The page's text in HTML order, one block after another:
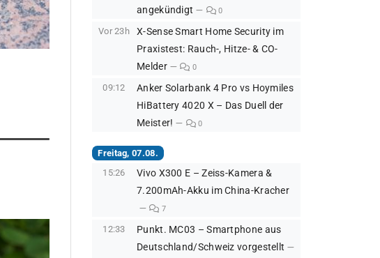
angekündigt
0
Vor 23h
X-Sense Smart Home Security im
Praxistest: Rauch-, Hitze- & CO-
Melder
0
09:12
Anker Solarbank 4 Pro vs Hoymiles
HiBattery 4020 X – Das Duell der
Meister!
0
Freitag, 07.08.
15:26
Vivo X300 E – Zeiss-Kamera &
7.200mAh-Akku im China-Kracher
7
12:33
Punkt. MC03 – Smartphone aus
Deutschland/Schweiz vorgestellt